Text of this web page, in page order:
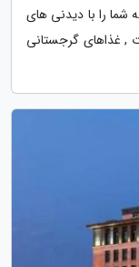
شما را با دیدنی های
, غذاهای گرجستانی